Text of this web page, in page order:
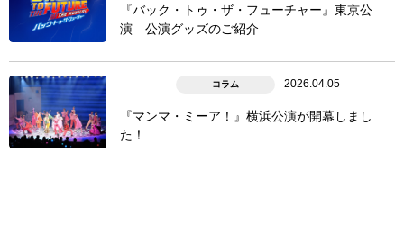
『バック・トゥ・ザ・フューチャー』東京公
演 公演グッズのご紹介
コラム 2026.04.05
『マンマ・ミーア！』横浜公演が開幕しまし
た！